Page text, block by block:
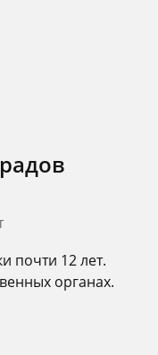
почти 12 лет.
органах.